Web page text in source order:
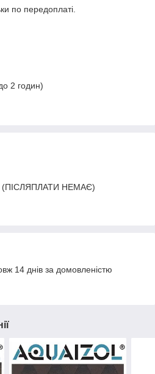
по передоплаті.
2 годин)
(ПІСЛЯПЛАТИ НЕМАЄ)
14 днів за домовленістю